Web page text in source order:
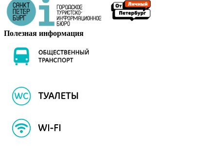
Полезная информация